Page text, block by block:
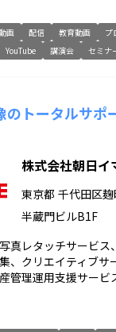
画 配信 教育動画
プ
YouTube 講演会 セミナ
のトータルサポ
株式会社朝日イ
東京都 千代田区
半蔵門ビルB1F
真レタッチサービス
、クリエイティブサ
管理運用支援サービ